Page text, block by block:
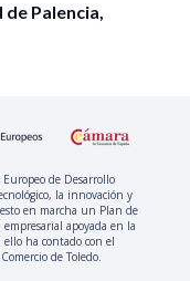
Palencia,
de Desarrollo
la innovación y
en marcha un Plan de
apoyada en la
ha contado con el
de Toledo.